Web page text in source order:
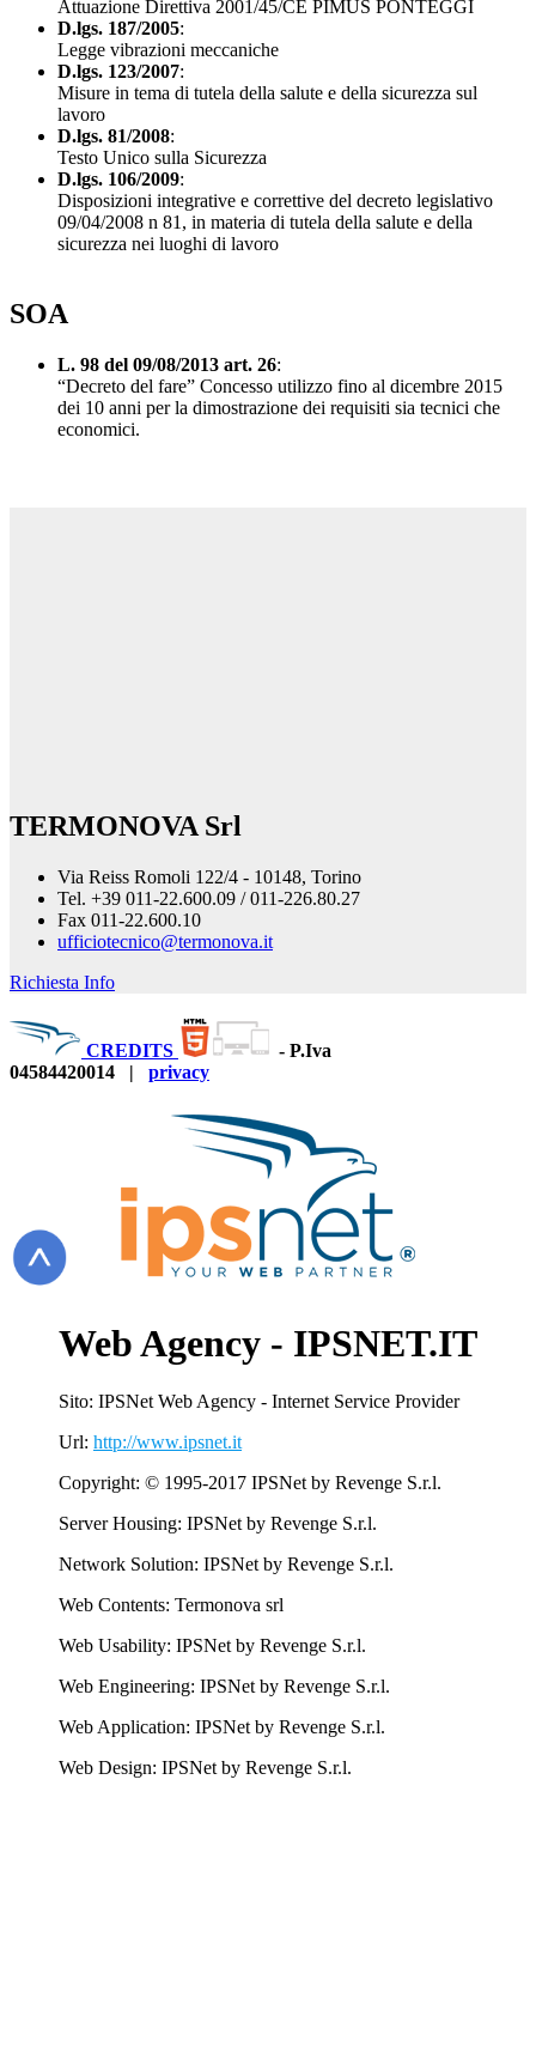
Attuazione Direttiva 2001/45/CE PIMUS PONTEGGI
D.lgs. 187/2005:
Legge vibrazioni meccaniche
D.lgs. 123/2007:
Misure in tema di tutela della salute e della sicurezza sul
lavoro
D.lgs. 81/2008:
Testo Unico sulla Sicurezza
D.lgs. 106/2009:
Disposizioni integrative e correttive del decreto legislativo
09/04/2008 n 81, in materia di tutela della salute e della
sicurezza nei luoghi di lavoro
SOA
L. 98 del 09/08/2013 art. 26:
“Decreto del fare” Concesso utilizzo fino al dicembre 2015
dei 10 anni per la dimostrazione dei requisiti sia tecnici che
economici.
TERMONOVA Srl
Via Reiss Romoli 122/4 - 10148, Torino
Tel. +39 011-22.600.09 / 011-226.80.27
Fax 011-22.600.10
ufficiotecnico@termonova.it
Richiesta Info
CREDITS - P.Iva
04584420014 | privacy
Web Agency - IPSNET.IT
Sito: IPSNet Web Agency - Internet Service Provider
Url: http://www.ipsnet.it
Copyright: © 1995-2017 IPSNet by Revenge S.r.l.
Server Housing: IPSNet by Revenge S.r.l.
Network Solution: IPSNet by Revenge S.r.l.
Web Contents: Termonova srl
Web Usability: IPSNet by Revenge S.r.l.
Web Engineering: IPSNet by Revenge S.r.l.
Web Application: IPSNet by Revenge S.r.l.
Web Design: IPSNet by Revenge S.r.l.